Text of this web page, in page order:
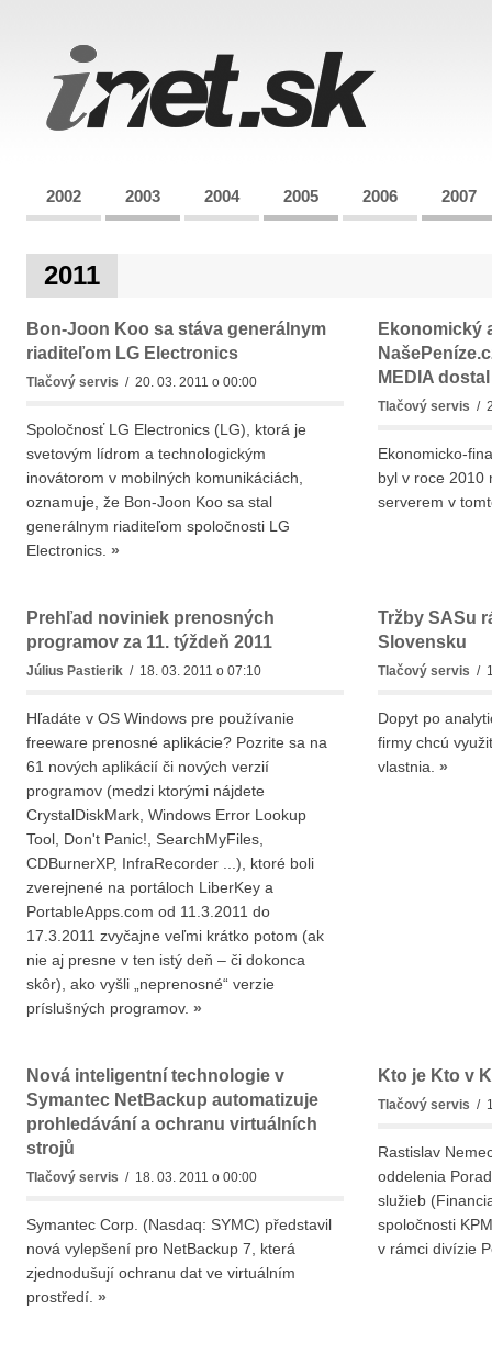
2002 2003 2004 2005 2006 2007
2011
Bon-Joon Koo sa stáva generálnym
riaditeľom LG Electronics
Tlačový servis / 20. 03. 2011 o 00:00
Spoločnosť LG Electronics (LG), ktorá je
svetovým lídrom a technologickým
inovátorom v mobilných komunikáciách,
oznamuje, že Bon-Joon Koo sa stal
generálnym riaditeľom spoločnosti LG
Electronics. »
Ekonomický
MEDIA
Tlačový servis /
Ekonomicko-
byl v roce 2010
serverem v
Prehľad noviniek prenosných
programov za 11. týždeň 2011
Július Pastierik / 18. 03. 2011 o 07:10
Hľadáte v OS Windows pre používanie
freeware prenosné aplikácie? Pozrite sa na
61 nových aplikácií či nových verzií
programov (medzi ktorými nájdete
CrystalDiskMark, Windows Error Lookup
Tool, Don't Panic!, SearchMyFiles,
CDBurnerXP, InfraRecorder ...), ktoré boli
zverejnené na portáloch LiberKey a
PortableApps.com od 11.3.2011 do
17.3.2011 zvyčajne veľmi krátko potom (ak
nie aj presne v ten istý deň – či dokonca
skôr), ako vyšli „neprenosné“ verzie
príslušných programov. »
Tržby SASu
Slovensku
Tlačový servis /
Dopyt po
firmy chcú
vlastnia. »
Nová inteligentní technologie v
Symantec NetBackup automatizuje
prohledávání a ochranu virtuálních
strojů
Tlačový servis / 18. 03. 2011 o 00:00
Symantec Corp. (Nasdaq: SYMC) představil
nová vylepšení pro NetBackup 7, která
zjednodušují ochranu dat ve virtuálním
prostředí. »
Kto je Kto v
Tlačový servis /
Rastislav
oddelenia
služieb
spoločnosti
v rámci divízie